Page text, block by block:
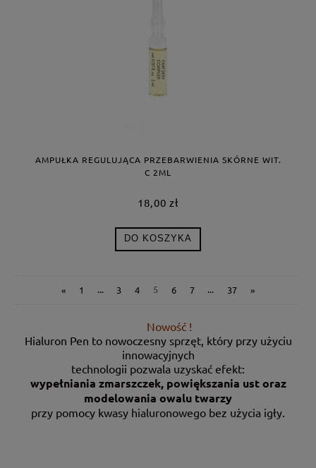
AMPUŁKA REGULUJĄCA PRZEBARWIENIA SKÓRNE WIT.
C 2ML
18,00 zł
DO KOSZYKA
« 1 ... 3 4 5 6 7 ... 37 »
Nowość !
Hialuron Pen to nowoczesny sprzęt, który przy użyciu
innowacyjnych
technologii pozwala uzyskać efekt:
wypełniania zmarszczek, powiększania ust oraz
modelowania owalu twarzy
przy pomocy kwasy hialuronowego bez użycia igły.